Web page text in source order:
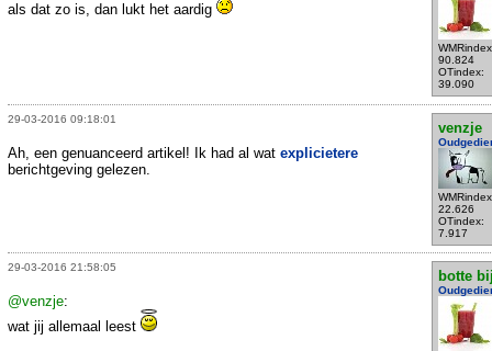
90.824
OTindex:
39.090
als dat zo is, dan lukt het aardig
29-03-2016 09:18:01
venzje
22.626
OTindex:
7.917
Ah, een genuanceerd artikel! Ik had al wat explicietere
berichtgeving gelezen.
29-03-2016 21:58:05
botte
@venzje:
wat jij allemaal leest